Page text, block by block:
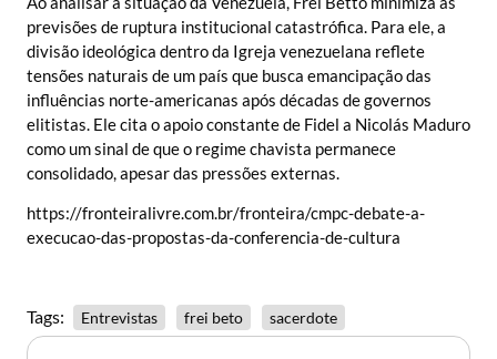
previsões de ruptura institucional catastrófica. Para ele, a
divisão ideológica dentro da Igreja venezuelana reflete
tensões naturais de um país que busca emancipação das
influências norte-americanas após décadas de governos
elitistas. Ele cita o apoio constante de Fidel a Nicolás Maduro
como um sinal de que o regime chavista permanece
consolidado, apesar das pressões externas.
https://fronteiralivre.com.br/fronteira/cmpc-debate-a-
execucao-das-propostas-da-conferencia-de-cultura
Tags: Entrevistas frei beto sacerdote